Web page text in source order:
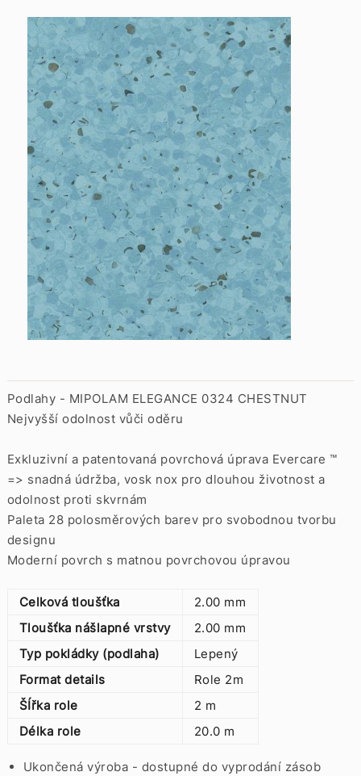
Podlahy - MIPOLAM ELEGANCE 0324 CHESTNUT
Nejvyšší odolnost vůči oděru
Exkluzivní a patentovaná povrchová úprava Evercare ™
=> snadná údržba, vosk nox pro dlouhou životnost a
odolnost proti skvrnám
Paleta 28 polosměrových barev pro svobodnou tvorbu
designu
Moderní povrch s matnou povrchovou úpravou
Celková tloušťka
2.00 mm
Tloušťka nášlapné vrstvy
2.00 mm
Typ pokládky (podlaha)
Lepený
Format details
Role 2m
ŠÍřka role
2 m
Délka role
20.0 m
Ukončená výroba - dostupné do vyprodání zásob